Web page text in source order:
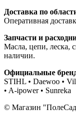
Доставка по
Оперативная
Запчасти и
Масла, цепи, леска,
наличии.
Официальные
STIHL • Daewoo •
• A-ipower • Sunreka
© Магазин